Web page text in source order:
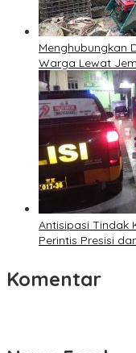
Menghubungkan
Warga Lewat
Antisipasi Tindak
Perintis Presisi
Komentar